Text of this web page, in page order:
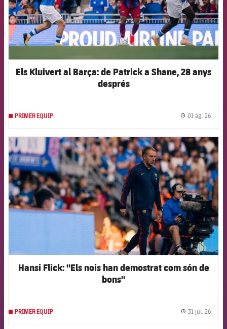
Els Kluivert al Barça: de Patrick a Shane, 28 anys
després
PRIMER EQUIP 01 ag. 26
FCB Barcelona badge
Hansi Flick: "Els nois han demostrat com són de
bons"
PRIMER EQUIP 31 jul. 26